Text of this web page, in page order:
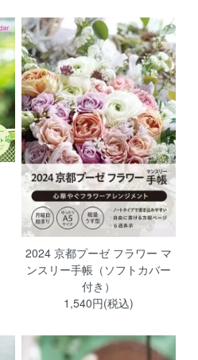
2024 京都プーゼ フラワー マ
ンスリー手帳（ソフトカバー
付き）
1,540円(税込)